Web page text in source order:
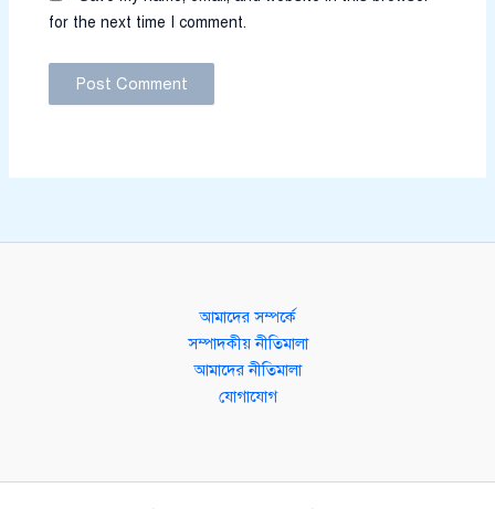
for the next time I comment.
আমাদের সম্পর্কে
সম্পাদকীয় নীতিমালা
আমাদের নীতিমালা
যোগাযোগ